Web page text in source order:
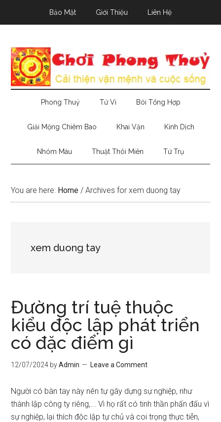
Bảo Mật Giới Thiệu Liên Hệ
Phong Thuỷ Tử Vi Bói Tổng Hợp
Giải Mộng Chiêm Bao Khai Vận Kinh Dịch
Nhóm Máu Thuật Thôi Miên Tứ Trụ
You are here: Home / Archives for xem duong tay
xem duong tay
Đường trí tuệ thuộc
kiểu độc lập phát triển
có đặc điểm gì
12/07/2024 byAdmin Leave a Comment
Người có bàn tay này nên tự gây dựng sự nghiệp, như
thành lập công ty riêng,... Vì họ rất có tinh thần phấn đấu vì
sự nghiệp, lại thích độc lập tự chủ và coi trọng thực tiễn,